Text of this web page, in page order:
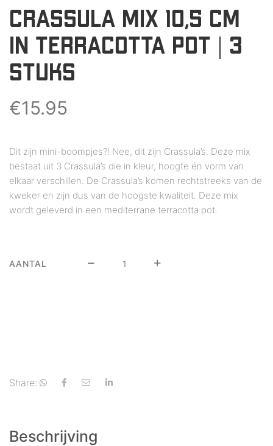
CRASSULA MIX 10,5 CM
IN TERRACOTTA POT | 3
STUKS
€15.95
Dit zijn mini-boompjes?! Nee, dit zijn Crassula’s. Deze mix
bestaat uit 3 Crassula’s die in kleur, hoogte én vorm van
elkaar verschillen. De Crassula’s komen rechtstreeks van de
kweker en zijn dus van de hoogste kwaliteit. Deze mix
wordt geleverd in een mediterrane terracotta pot.
AANTAL
Share:
Beschrijving